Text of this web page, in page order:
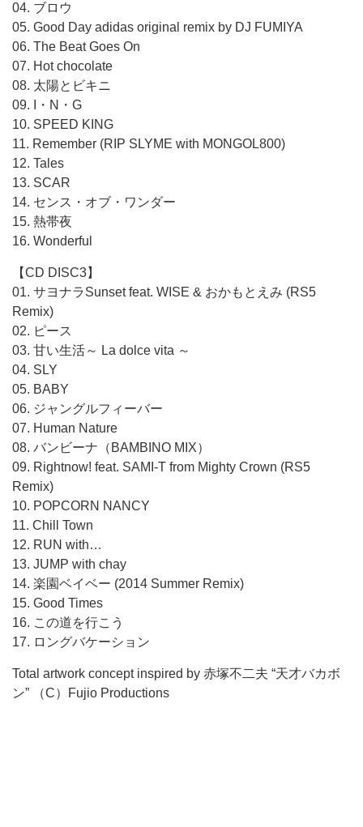
04. ブロウ
05. Good Day adidas original remix by DJ FUMIYA
06. The Beat Goes On
07. Hot chocolate
08. 太陽とビキニ
09. I・N・G
10. SPEED KING
11. Remember (RIP SLYME with MONGOL800)
12. Tales
13. SCAR
14. センス・オブ・ワンダー
15. 熱帯夜
16. Wonderful
【CD DISC3】
01. サヨナラSunset feat. WISE & おかもとえみ (RS5
Remix)
02. ピース
03. 甘い生活～ La dolce vita ～
04. SLY
05. BABY
06. ジャングルフィーバー
07. Human Nature
08. バンビーナ（BAMBINO MIX）
09. Rightnow! feat. SAMI-T from Mighty Crown (RS5
Remix)
10. POPCORN NANCY
11. Chill Town
12. RUN with…
13. JUMP with chay
14. 楽園ベイベー (2014 Summer Remix)
15. Good Times
16. この道を行こう
17. ロングバケーション
Total artwork concept inspired by 赤塚不二夫 “天才バカボ
ン” （C）Fujio Productions